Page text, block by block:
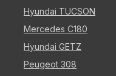
Hyundai TUCSON
Mercedes C180
Hyundai GETZ
Peugeot 308